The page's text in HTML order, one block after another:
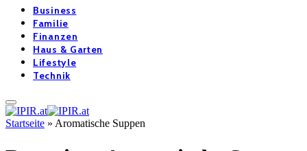
Business
Familie
Finanzen
Haus & Garten
Lifestyle
Technik
Startseite » Aromatische Suppen